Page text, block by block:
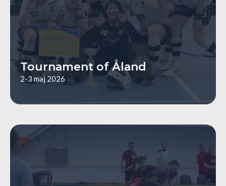
Tournament of Åland
2-3 maj 2026
mailto:innebandy@idrott.ax